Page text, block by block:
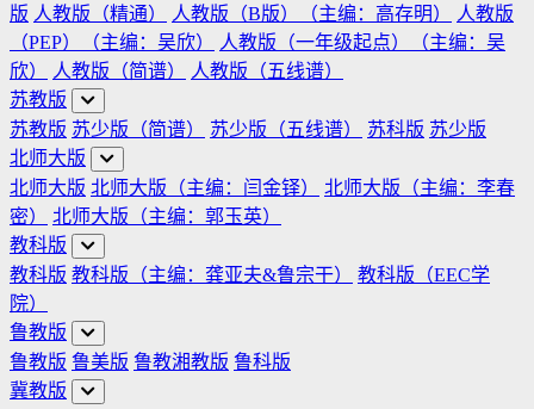
版 人教版（精通） 人教版（B版）（主编：高存明）
人教版
（PEP）（主编：吴欣）
人教版（一年级起点）（主编：吴
欣）
人教版（简谱）
人教版（五线谱）
苏教版
苏教版 苏少版（简谱） 苏少版（五线谱） 苏科版 苏少版
北师大版
北师大版 北师大版（主编：闫金铎）
北师大版（主编：李春
密）
北师大版（主编：郭玉英）
教科版
教科版 教科版（主编：龚亚夫&鲁宗干）
教科版（EEC学
院）
鲁教版
鲁教版 鲁美版 鲁教湘教版 鲁科版
冀教版